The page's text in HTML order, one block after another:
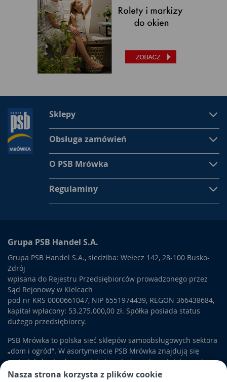
Nasza strona korzysta z plików cookie
Sklepy
Obsługa zamówień
O PSB Mrówka
Regulaminy
Grupa PSB Handel S.A.
Grupa PSB Handel S.A., siedziba: Wełecz 142, 28-100 Busko-
Zdrój
wpisana do Rejestru Przedsiębiorców prowadzonego przez
Sąd Rejonowy w Kielcach
pod nr KRS 0000661047, NIP 6551974439, REGON 366438684,
kapitał wpłacony: 53.275.000,00 zł. Spółka posiada status
dużego przedsiębiorcy.
PSB Mrówka to polska sieć sklepów samoobsługowych sektora
„dom i ogród”. W asortymencie PSB Mrówka znajdują się
materiały budowlane, artykuły wykończeniowe i dekoracyjne,
wyposażenie łazienek i kuchni, elektronarzędzia, a także